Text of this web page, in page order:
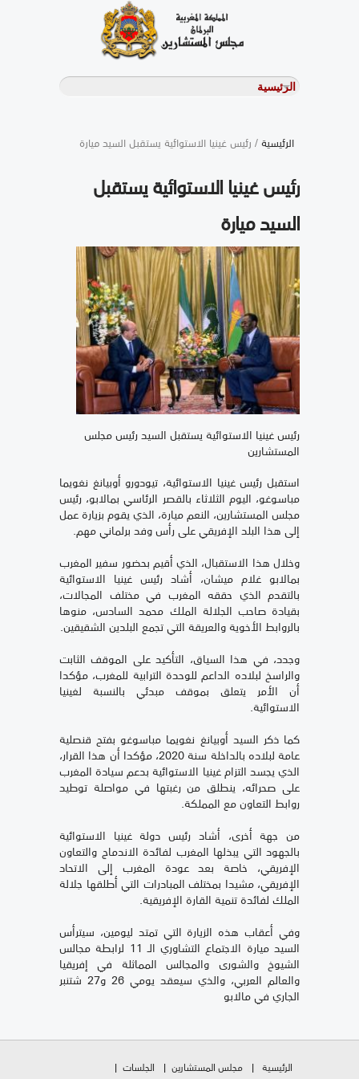
الرئيسية/ رئيس غينيا الاستوائية يستقبل السيد ميارة
رئيس غينيا الاستوائية يستقبل
السيد ميارة
رئيس غينيا الاستوائية يستقبل السيد رئيس مجلس
المستشارين
استقبل رئيس غينيا الاستوائية، تيودورو أوبيانغ نغويما
مباسوغو، اليوم الثلاثاء بالقصر الرئاسي بمالابو، رئيس
مجلس المستشارين، النعم ميارة، الذي يقوم بزيارة عمل
إلى هذا البلد الإفريقي على رأس وفد برلماني مهم.
وخلال هذا الاستقبال، الذي أقيم بحضور سفير المغرب
بمالابو غلام ميشان، أشاد رئيس غينيا الاستوائية
بالتقدم الذي حققه المغرب في مختلف المجالات،
بقيادة صاحب الجلالة الملك محمد السادس، منوها
بالروابط الأخوية والعريقة التي تجمع البلدين الشقيقين.
وجدد، في هذا السياق، التأكيد على الموقف الثابت
والراسخ لبلاده الداعم للوحدة الترابية للمغرب، مؤكدا
أن الأمر يتعلق بموقف مبدئي بالنسبة لغينيا
الاستوائية.
كما ذكر السيد أوبيانغ نغويما مباسوغو بفتح قنصلية
عامة لبلاده بالداخلة سنة 2020، مؤكدا أن هذا القرار،
الذي يجسد التزام غينيا الاستوائية بدعم سيادة المغرب
على صحرائه، ينطلق من رغبتها في مواصلة توطيد
روابط التعاون مع المملكة.
من جهة أخرى، أشاد رئيس دولة غينيا الاستوائية
بالجهود التي يبذلها المغرب لفائدة الاندماج والتعاون
الإفريقي، خاصة بعد عودة المغرب إلى الاتحاد
الإفريقي، مشيدا بمختلف المبادرات التي أطلقها جلالة
الملك لفائدة تنمية القارة الإفريقية.
وفي أعقاب هذه الزيارة التي تمتد ليومين، سيترأس
السيد ميارة الاجتماع التشاوري الـ 11 لرابطة مجالس
الشيوخ والشورى والمجالس المماثلة في إفريقيا
والعالم العربي، والذي سيعقد يومي 26 و27 شتنبر
الجاري في مالابو
الرئيسية مجلس المستشارين
الجلسات